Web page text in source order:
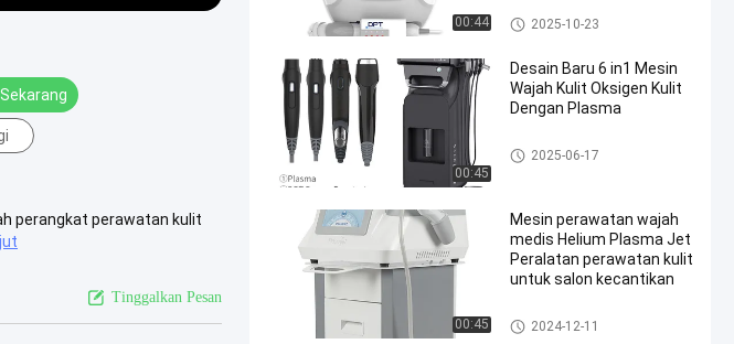
perangkat perawatan kulit
Tinggalkan Pesan
00:44 Mesin perawatan wajah
2025-10-23
00:45
Desain Baru 6 in1 Mesin
Wajah Kulit Oksigen Kulit
Dengan Plasma
Mesin perawatan wajah
2025-06-17
00:45
Mesin perawatan wajah
medis Helium Plasma Jet
Peralatan perawatan kulit
untuk salon kecantikan
Mesin perawatan wajah
2024-12-11